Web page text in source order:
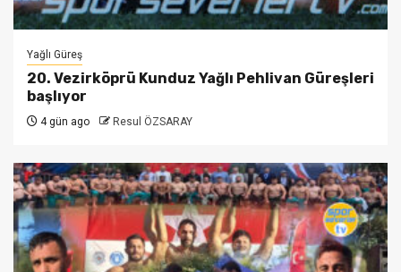
Yağlı Güreş
20. Vezirköprü Kunduz Yağlı Pehlivan Güreşleri
başlıyor
4 gün ago Resul ÖZSARAY